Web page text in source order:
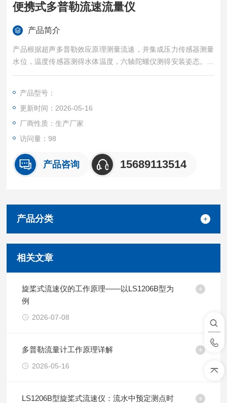
便携式多普勒流速流量仪
产品简介
产品根据超声多普勒效应原理测量流速，并集成压力传感器测量
水位，温度传感器测得水体温度，六轴陀螺仪测得安装姿态。壳
体采用PVC塑料，能够有效防水密封。内部采用7.4V 充电电池供
产品型号：
更新时间：2026-05-16
厂商性质：生产厂家
访问量：98
产品咨询 15689113514
产品分类
相关文章
旋桨式流速仪的工作原理——以LS1206B型为
例
2026-07-08
多普勒流量计工作原理详解
2026-05-16
LS1206B型旋桨式流速仪：流水中预定测点时